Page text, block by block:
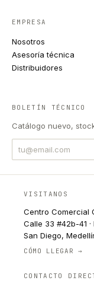
EMPRESA
Nosotros
Asesoría técnica
Distribuidores
BOLETÍN TÉCNICO
Catálogo nuevo,
VISITANOS
Centro Comercial
Calle 33 #42b-41 ·
San Diego,
CÓMO LLEGAR →
CONTACTO